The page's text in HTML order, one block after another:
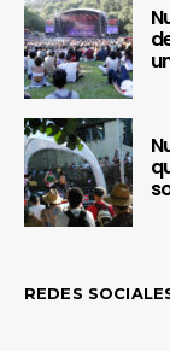
REDES